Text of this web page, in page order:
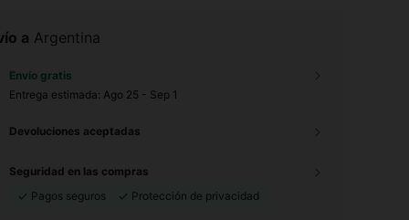
a Argentina
Envío gratis
Entrega estimada: Ago 25 - Sep 1
Devoluciones aceptadas
Seguridad en las compras
Pagos seguros
Protección de privacidad